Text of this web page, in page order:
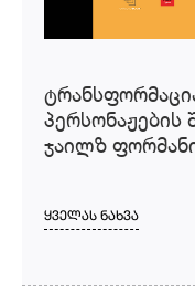
პერსონაჟების
ჯაილზ
ᲧᲕᲔᲚᲐᲡ ᲜᲐᲮᲕᲐ